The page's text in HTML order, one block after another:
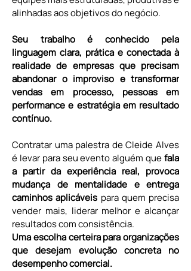
alinhadas aos objetivos do negócio.
Seu trabalho é conhecido pela
linguagem clara, prática e conectada à
realidade de empresas que precisam
abandonar o improviso e transformar
vendas em processo, pessoas em
performance e estratégia em resultado
contínuo.
Contratar uma palestra de Cleide Alves
é levar para seu evento alguém que fala
a partir da experiência real, provoca
mudança de mentalidade e entrega
caminhos aplicáveis para quem precisa
vender mais, liderar melhor e alcançar
resultados com consistência.
Uma escolha certeira para organizações
que desejam evolução concreta no
desempenho comercial.